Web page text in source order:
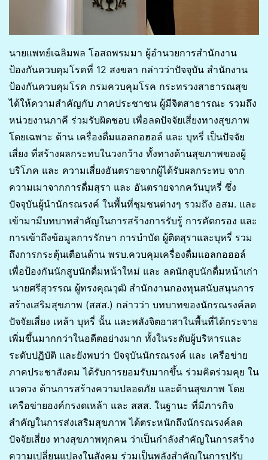
นายแพทย์เฉลิมพล โอสถพรมมา ผู้อำนวยการสำนักงาน
ป้องกันควบคุมโรคที่ 12 สงขลา กล่าวว่าปัจจุบัน สำนักงาน
ป้องกันควบคุมโรค กรมควบคุมโรค กระทรวงสาธารณสุข
ได้ให้ความสำคัญกับ ภาคประชาชน ผู้มีจิตสาธารณะ รวมถึง
หน่วยงานภาคี ร่วมรับผิดชอบ เพื่อลดปัจจัยเสี่ยงทางสุขภาพ
โดยเฉพาะ ด้าน เครื่องดื่มแอลกอฮอล์ และ บุหรี่ เป็นปัจจัย
เสี่ยง ที่สร้างผลกระทบในวงกว้าง ทั้งทางด้านสุขภาพของผู้
บริโภค และ ความเสี่ยงอันตรายจากผู้ได้รับผลกระทบ จาก
ความเมาจากการดื่มสุรา และ อันตรายจากควันบุหรี่ ซึ่ง
ปัจจุบันผู้นำนักรณรงค์ ในพื้นที่ชุมชนต่างๆ รวมถึง อสม. และ
เข้ามามีบทบาทสำคัญในการสร้างการรับรู้ การคัดกรอง และ
การเข้าถึงข้อมูลการรักษา การบำบัด ผู้ติดสุราและบุหรี่ รวม
ถึงการกระตุ้นเตือนด้าน พรบ.ควบคุมเครื่องดื่มแอลกอฮอล์
เพื่อป้องกันนักสูบนักดื่มหน้าใหม่ และ ลดนักสูบนักดื่มหน้าเก่า
นายศรีสุวรรณ ผู้ทรงคุณวุฒิ สำนักงานกองทุนสนับสนุนการ
สร้างเสริมสุขภาพ (สสส.) กล่าวว่า บทบาทของนักรณรงค์ลด
ปัจจัยเสี่ยง เหล้า บุหรี่ นั้น และพลังจิตอาสาในพื้นที่ได้กระจาย
เพิ่มขึ้นมากกว่าในอดีตอย่างมาก ทั้งในระดับผู้บริหารและ
ระดับปฏิบัติ และยังพบว่า ปัจจุบันนักรณรงค์ และ เครือข่าย
ภาคประชาสังคม ได้รับการยอมรับมากขึ้น ร่วมคิดร่วมคุย ใน
แวดวง ด้านการสร้างความปลอดภัย และด้านสุขภาพ โดย
เครือข่ายองค์กรงดเหล้า และ สสส. ในฐานะ ที่มีภารกิจ
สำคัญในการส่งเสริมสุขภาพ ได้ตระหนักถึงนักรณรงค์ลด
ปัจจัยเสี่ยง ทางสุขภาพทุกคน ว่าเป็นกำลังสำคัญในการสร้าง
ความเปลี่ยนแปลงในสังคม ร่วมเป็นพลังสำคัญในการปรับ